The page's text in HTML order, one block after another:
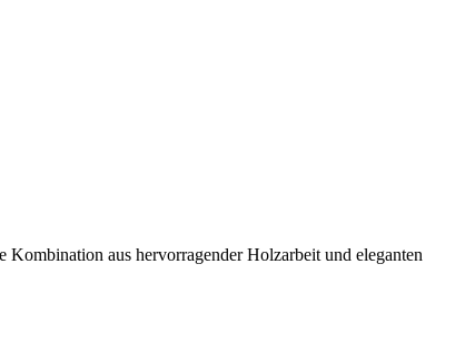
aus hervorragender Holzarbeit und eleganten